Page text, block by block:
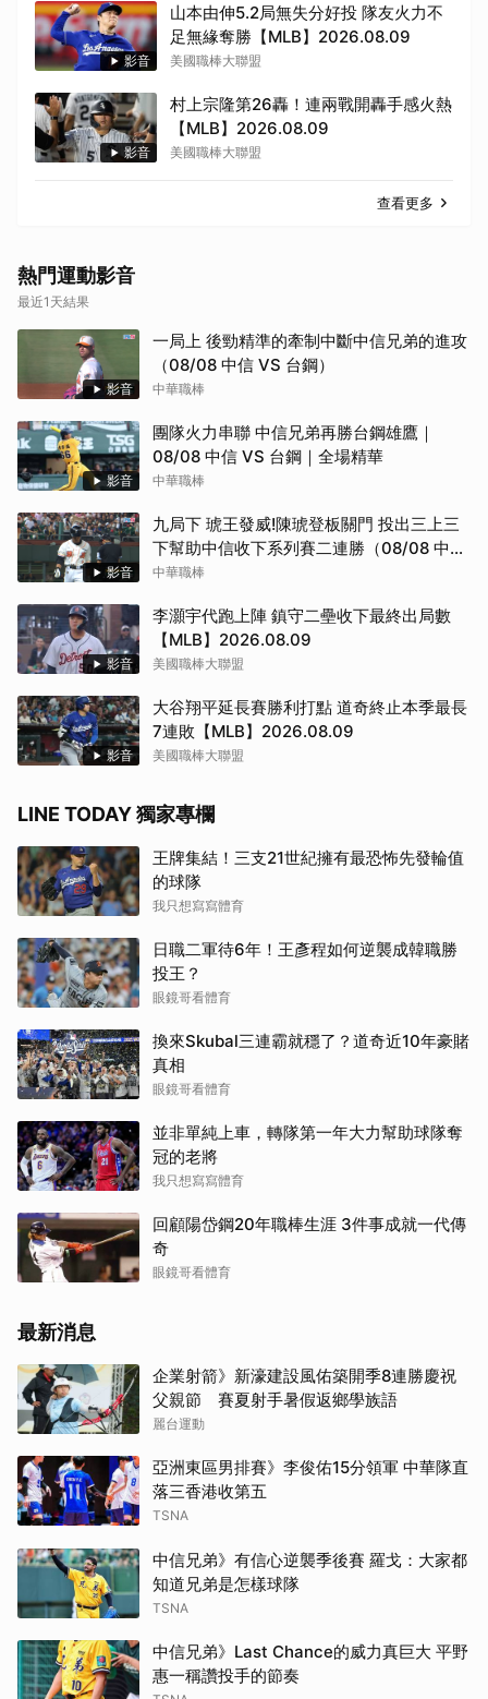
影音
山本由伸5.2局無失分好投 隊友火力不
足無緣奪勝【MLB】2026.08.09
美國職棒大聯盟
影音
村上宗隆第26轟！連兩戰開轟手感火熱
【MLB】2026.08.09
美國職棒大聯盟
查看更多
熱門運動影音
最近1天結果
影音
一局上 後勁精準的牽制中斷中信兄弟的進攻
（08/08 中信 VS 台鋼）
中華職棒
影音
團隊火力串聯 中信兄弟再勝台鋼雄鷹｜
08/08 中信 VS 台鋼｜全場精華
中華職棒
影音
九局下 琥王發威!陳琥登板關門 投出三上三
下幫助中信收下系列賽二連勝（08/08 中信
VS 台鋼）
中華職棒
影音
李灝宇代跑上陣 鎮守二壘收下最終出局數
【MLB】2026.08.09
美國職棒大聯盟
影音
大谷翔平延長賽勝利打點 道奇終止本季最長
7連敗【MLB】2026.08.09
美國職棒大聯盟
LINE TODAY 獨家專欄
王牌集結！三支21世紀擁有最恐怖先發輪值
的球隊
我只想寫寫體育
日職二軍待6年！王彥程如何逆襲成韓職勝
投王？
眼鏡哥看體育
換來Skubal三連霸就穩了？道奇近10年豪賭
真相
眼鏡哥看體育
並非單純上車，轉隊第一年大力幫助球隊奪
冠的老將
我只想寫寫體育
回顧陽岱鋼20年職棒生涯 3件事成就一代傳
奇
眼鏡哥看體育
最新消息
企業射箭》新濠建設風佑築開季8連勝慶祝
父親節 賽夏射手暑假返鄉學族語
麗台運動
亞洲東區男排賽》李俊佑15分領軍 中華隊直
落三香港收第五
TSNA
中信兄弟》有信心逆襲季後賽 羅戈：大家都
知道兄弟是怎樣球隊
TSNA
中信兄弟》Last Chance的威力真巨大 平野
惠一稱讚投手的節奏
取消